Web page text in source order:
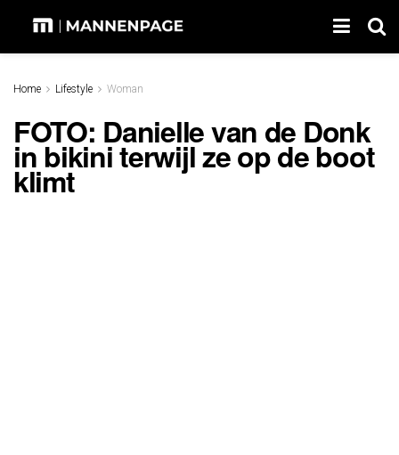
Home Lifestyle Woman
FOTO: Danielle van de Donk
in bikini terwijl ze op de boot
klimt